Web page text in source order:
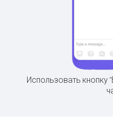
Использовать кнопку